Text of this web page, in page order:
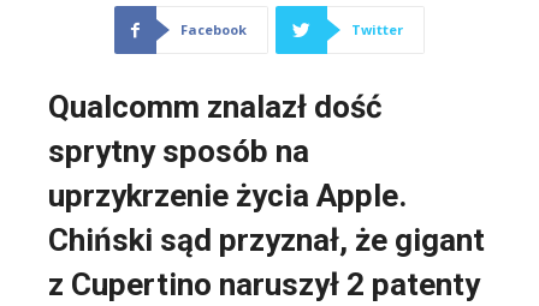
Facebook Twitter
Qualcomm znalazł dość
sprytny sposób na
uprzykrzenie życia Apple.
Chiński sąd przyznał, że gigant
z Cupertino naruszył 2 patenty